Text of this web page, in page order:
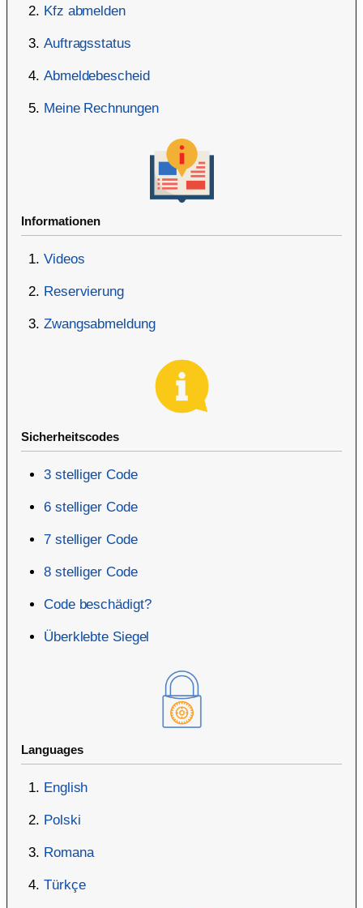
Kfz abmelden
Auftragsstatus
Abmeldebescheid
Meine Rechnungen
Informationen
Videos
Reservierung
Zwangsabmeldung
Sicherheitscodes
3 stelliger Code
6 stelliger Code
7 stelliger Code
8 stelliger Code
Code beschädigt?
Überklebte Siegel
Languages
English
Polski
Romana
Türkçe